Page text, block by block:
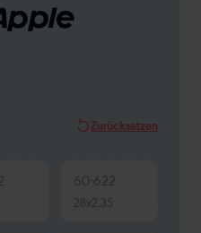
Zurücksetzen
60-622
28x2.35